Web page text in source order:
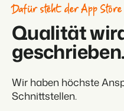
Dafür steht der App Store
Qualität
geschrieben.
Wir haben höchste
Schnittstellen.